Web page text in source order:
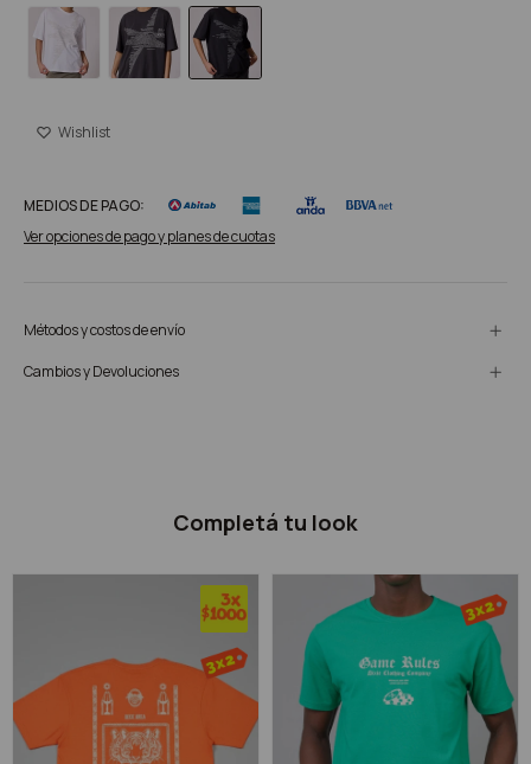
MEDIOS DE PAGO:
Ver opciones de pago y planes de cuotas
Métodos y costos de envío
Cambios y Devoluciones
Completá tu look